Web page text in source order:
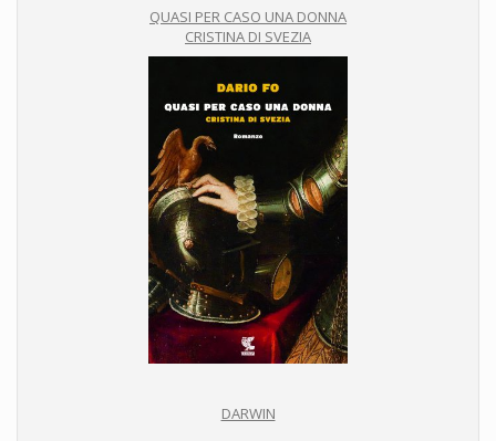
QUASI PER CASO UNA DONNA
CRISTINA DI SVEZIA
DARWIN